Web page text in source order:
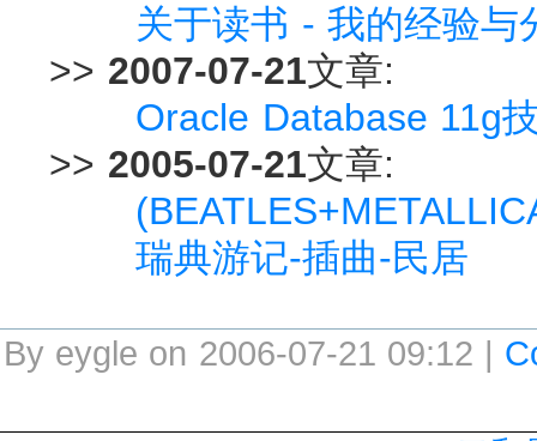
关于读书 - 我的经验与
>> 2007-07-21文章:
Oracle Database 11g
>> 2005-07-21文章:
瑞典游记-插曲-民居
By eygle on 2006-07-21 09:12 |